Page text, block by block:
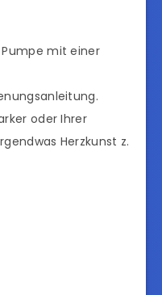
Pumpe mit einer
oder Ihrer
Herzkunst z.